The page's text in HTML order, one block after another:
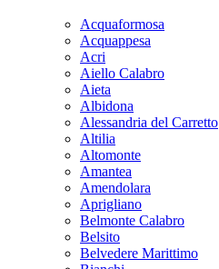
Acquaformosa
Acquappesa
Acri
Aiello Calabro
Aieta
Albidona
Alessandria del Carretto
Altilia
Altomonte
Amantea
Amendolara
Aprigliano
Belmonte Calabro
Belsito
Belvedere Marittimo